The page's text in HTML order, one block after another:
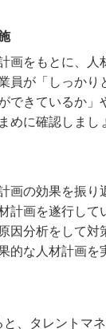
画をもとに、人
員が「しっかり
できているか」
めに確認しまし
画の効果を振り
計画を遂行して
因分析をして対
的な人材計画を
と、タレントマ